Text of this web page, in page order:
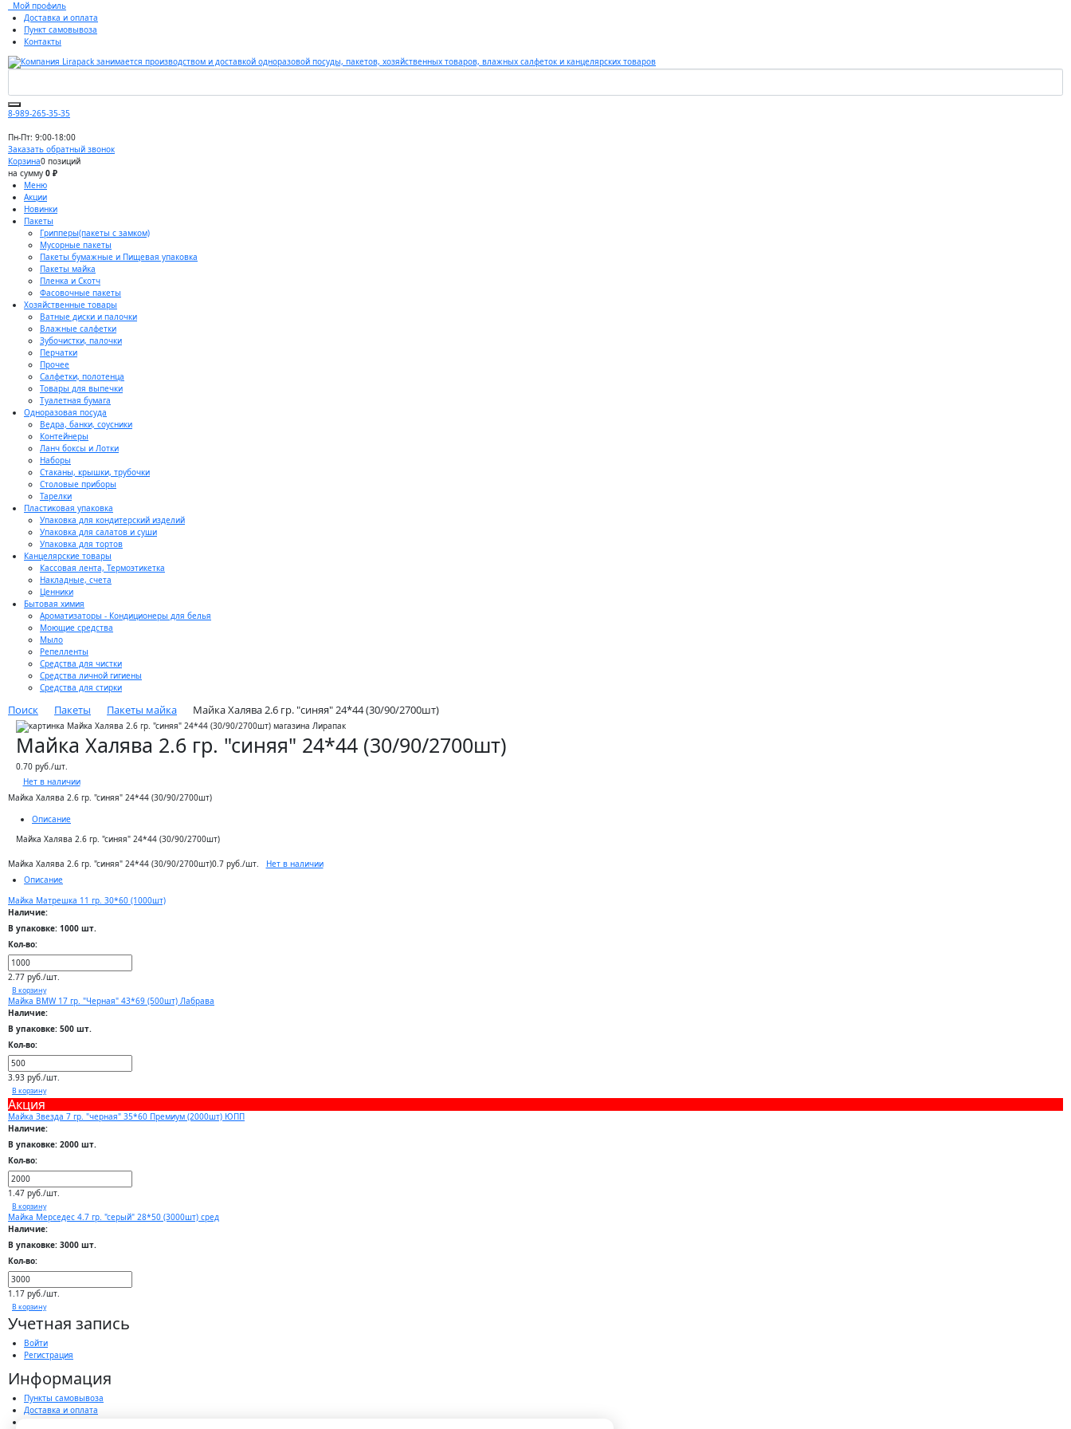
Мой профиль
Доставка и оплата
Пункт самовывоза
Контакты
8-989-265-35-35
Пн-Пт: 9:00-18:00
Заказать обратный звонок
Корзина0 позиций
на сумму 0 ₽
Меню
Акции
Новинки
Пакеты
Грипперы(пакеты с замком)
Мусорные пакеты
Пакеты бумажные и Пищевая упаковка
Пакеты майка
Пленка и Скотч
Фасовочные пакеты
Хозяйственные товары
Ватные диски и палочки
Влажные салфетки
Зубочистки, палочки
Перчатки
Прочее
Салфетки, полотенца
Товары для выпечки
Туалетная бумага
Одноразовая посуда
Ведра, банки, соусники
Контейнеры
Ланч боксы и Лотки
Наборы
Стаканы, крышки, трубочки
Столовые приборы
Тарелки
Пластиковая упаковка
Упаковка для кондитерский изделий
Упаковка для салатов и суши
Упаковка для тортов
Канцелярские товары
Кассовая лента, Термоэтикетка
Накладные, счета
Ценники
Бытовая химия
Ароматизаторы - Кондиционеры для белья
Моющие средства
Мыло
Репелленты
Средства для чистки
Средства личной гигиены
Средства для стирки
Поиск Пакеты Пакеты майка Майка Халява 2.6 гр. "синяя" 24*44 (30/90/2700шт)
Майка Халява 2.6 гр. "синяя" 24*44 (30/90/2700шт)
0.70 руб./шт.
Нет в наличии
Майка Халява 2.6 гр. "синяя" 24*44 (30/90/2700шт)
Описание
Майка Халява 2.6 гр. "синяя" 24*44 (30/90/2700шт)
Майка Халява 2.6 гр. "синяя" 24*44 (30/90/2700шт)0.7 руб./шт.
Нет в наличии
Описание
Майка Матрешка 11 гр. 30*60 (1000шт)
Наличие:
В упаковке: 1000 шт.
Кол-во:
2.77 руб./шт.
В корзину
Майка BMW 17 гр. "Черная" 43*69 (500шт) Лабрава
Наличие:
В упаковке: 500 шт.
Кол-во:
3.93 руб./шт.
В корзину
Акция
Майка Звезда 7 гр. "черная" 35*60 Премиум (2000шт) ЮПП
Наличие:
В упаковке: 2000 шт.
Кол-во:
1.47 руб./шт.
В корзину
Майка Мерседес 4.7 гр. "серый" 28*50 (3000шт) сред
Наличие:
В упаковке: 3000 шт.
Кол-во:
1.17 руб./шт.
В корзину
Учетная запись
Войти
Регистрация
Информация
Пункты самовывоза
Доставка и оплата